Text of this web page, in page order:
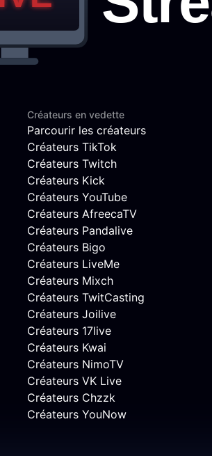
Créateurs en vedette
Parcourir les créateurs
Créateurs TikTok
Créateurs Twitch
Créateurs Kick
Créateurs YouTube
Créateurs AfreecaTV
Créateurs Pandalive
Créateurs Bigo
Créateurs LiveMe
Créateurs Mixch
Créateurs TwitCasting
Créateurs Joilive
Créateurs 17live
Créateurs Kwai
Créateurs NimoTV
Créateurs VK Live
Créateurs Chzzk
Créateurs YouNow